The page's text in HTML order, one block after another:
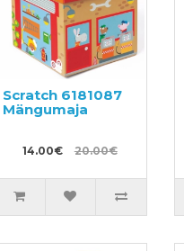
Scratch 6181087
Mängumaja
14.00€ 20.00€